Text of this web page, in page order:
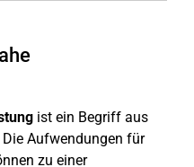
ist ein Begriff aus
Aufwendungen für
zu einer